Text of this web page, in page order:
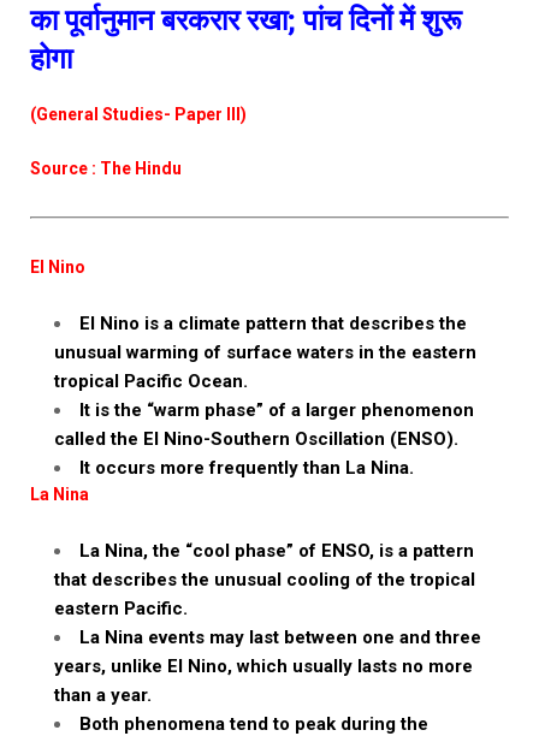
का पूर्वानुमान बरकरार रखा; पांच दिनों में शुरू
होगा
(General Studies- Paper III)
Source : The Hindu
El Nino
El Nino is a climate pattern that describes the
unusual warming of surface waters in the eastern
tropical Pacific Ocean.
It is the “warm phase” of a larger phenomenon
called the El Nino-Southern Oscillation (ENSO).
It occurs more frequently than La Nina.
La Nina
La Nina, the “cool phase” of ENSO, is a pattern
that describes the unusual cooling of the tropical
eastern Pacific.
La Nina events may last between one and three
years, unlike El Nino, which usually lasts no more
than a year.
Both phenomena tend to peak during the